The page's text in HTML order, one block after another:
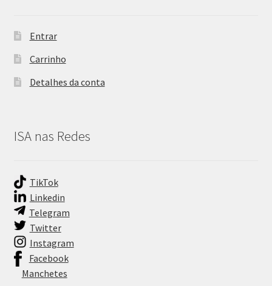
Entrar
Carrinho
Detalhes da conta
ISA nas Redes
TikTok
Linkedin
Telegram
Twitter
Instagram
Facebook
Manchetes